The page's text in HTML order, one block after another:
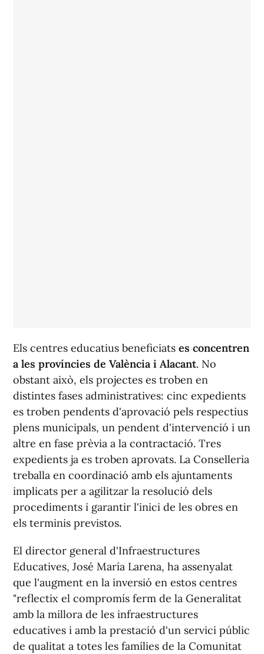
Els centres educatius beneficiats es concentren
a les províncies de València i Alacant. No
obstant això, els projectes es troben en
distintes fases administratives: cinc expedients
es troben pendents d'aprovació pels respectius
plens municipals, un pendent d'intervenció i un
altre en fase prèvia a la contractació. Tres
expedients ja es troben aprovats. La Conselleria
treballa en coordinació amb els ajuntaments
implicats per a agilitzar la resolució dels
procediments i garantir l'inici de les obres en
els terminis previstos.
El director general d'Infraestructures
Educatives, José María Larena, ha assenyalat
que l'augment en la inversió en estos centres
"reflectix el compromís ferm de la Generalitat
amb la millora de les infraestructures
educatives i amb la prestació d'un servici públic
de qualitat a totes les famílies de la Comunitat